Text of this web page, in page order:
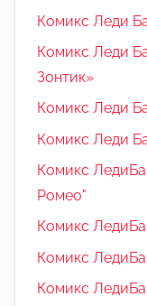
Комикс Леди
Комикс Леди
Зонтик»
Комикс Леди
Комикс Леди
Комикс
Ромео"
Комикс
Комикс
Комикс